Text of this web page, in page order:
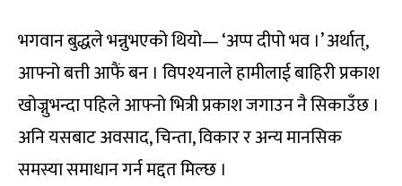
भगवान बुद्धले भन्नुभएको थियो— ‘अप्प दीपो भव ।’ अर्थात्,
आफ्नो बत्ती आफैं बन । विपश्यनाले हामीलाई बाहिरी प्रकाश
खोज्नुभन्दा पहिले आफ्नो भित्री प्रकाश जगाउन नै सिकाउँछ ।
अनि यसबाट अवसाद, चिन्ता, विकार र अन्य मानसिक
समस्या समाधान गर्न मद्दत मिल्छ ।